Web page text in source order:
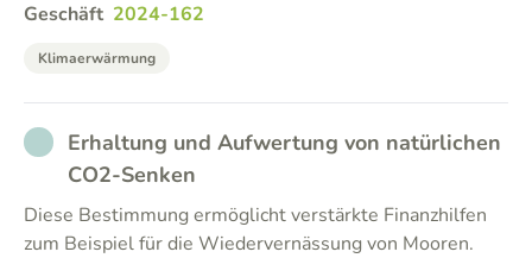
Geschäft 2024-162
Klimaerwärmung
NOT_PARTICIPATED
Erhaltung und Aufwertung von natürlichen
CO2-Senken
Diese Bestimmung ermöglicht verstärkte Finanzhilfen
zum Beispiel für die Wiedervernässung von Mooren.